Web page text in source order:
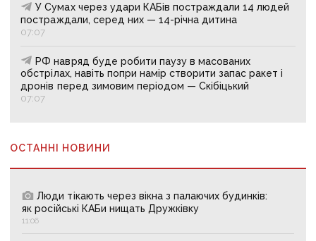
У Сумах через удари КАБів постраждали 14 людей
постраждали, серед них — 14-річна дитина
07:07
РФ навряд буде робити паузу в масованих
обстрілах, навіть попри намір створити запас ракет і
дронів перед зимовим періодом — Скібіцький
07:07
ОСТАННІ НОВИНИ
Люди тікають через вікна з палаючих будинків:
як російські КАБи нищать Дружківку
11:06